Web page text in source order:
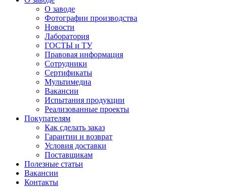
О заводе
Фотографии производства
Новости
Лаборатория
ГОСТЫ и ТУ
Правовая информация
Сотрудники
Сертификаты
Мультимедиа
Вакансии
Испытания продукции
Реализованные проекты
Покупателям
Как сделать заказ
Гарантии и возврат
Условия доставки
Поставщикам
Полезные статьи
Вакансии
Контакты